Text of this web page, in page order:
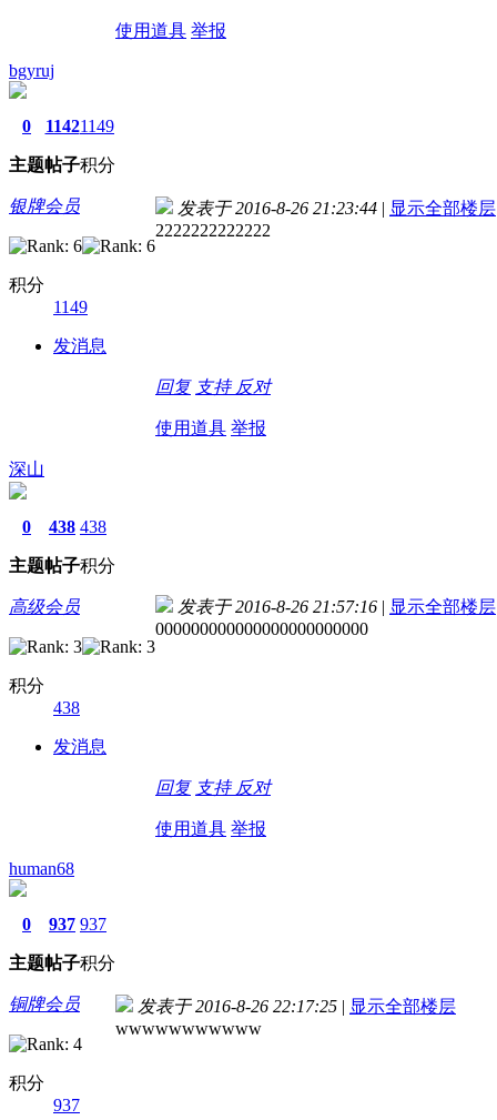
使用道具 举报
bgyruj
0
主题
1142
帖子
1149
积分
银牌会员
积分
1149
发消息
发表于 2016-8-26 21:23:44 | 显示全部楼层
2222222222222
回复 支持 反对
使用道具 举报
深山
0
主题
438
帖子
438
积分
高级会员
积分
438
发消息
发表于 2016-8-26 21:57:16 | 显示全部楼层
000000000000000000000000
回复 支持 反对
使用道具 举报
human68
0
主题
937
帖子
937
积分
铜牌会员
积分
937
发表于 2016-8-26 22:17:25 | 显示全部楼层
wwwwwwwwwww